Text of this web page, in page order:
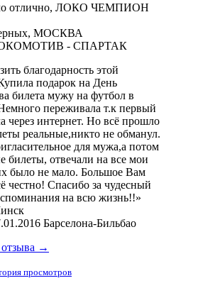
отлично, ЛОКО ЧЕМПИОН
МОСКВА
- СПАРТАК
благодарность этой
подарок на День
билета мужу на футбол в
переживала т.к первый
через интернет. Но всё прошло
реальные,никто не обманул.
для мужа,а потом
билеты, отвечали на все мои
было не мало. Большое Вам
честно! Спасибо за чудесный
на всю жизнь!!»
Барселона-Бильбао
отзыва →
просмотров